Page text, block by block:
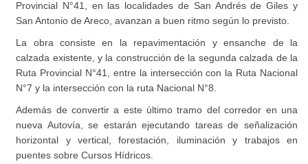
Provincial N°41, en las localidades de San Andrés de Giles y
San Antonio de Areco, avanzan a buen ritmo según lo previsto.
La obra consiste en la repavimentación y ensanche de la
calzada existente, y la construcción de la segunda calzada de la
Ruta Provincial N°41, entre la intersección con la Ruta Nacional
N°7 y la intersección con la ruta Nacional N°8.
Además de convertir a este último tramo del corredor en una
nueva Autovía, se estarán ejecutando tareas de señalización
horizontal y vertical, forestación, iluminación y trabajos en
puentes sobre Cursos Hídricos.